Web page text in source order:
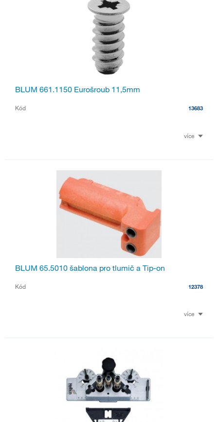
BLUM 661.1150 Eurošroub 11,5mm
Kód 13683
více
BLUM 65.5010 šablona pro tlumič a Tip-on
Kód 12378
více